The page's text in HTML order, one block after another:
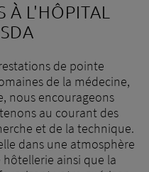
À L'HÔPITAL
de pointe
de la médecine,
nous encourageons
au courant des
et de la technique.
dans une atmosphère
ainsi que la